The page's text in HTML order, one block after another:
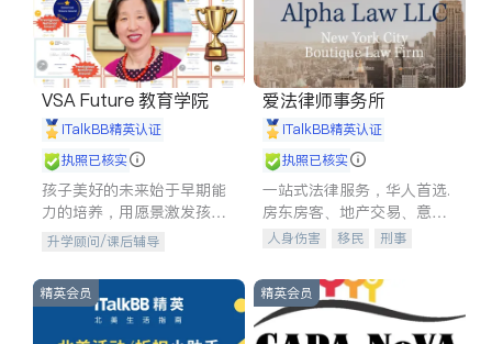
VSA Future 教育学院
iTalkBB精英认证
执照已核实
孩子美好的未来始于早期能
力的培养，用愿景激发孩子
的学习潜力和动力。理念：
拥有成长型心态是成功的基
石。
升学顾问/课后辅导
爱法律师事务所
iTalkBB精英认证
执照已核实
一站式法律服务，华人首选.
房东房客、地产交易、意外
伤害、车祸重伤、商业诉
建筑合同、刑事案件全包办
人身伤害 移民
刑事
信托/遗嘱
商业
索赔
律师-其它 保释
精英会员 精英会员